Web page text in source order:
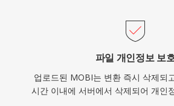
파일 개인정보 보
업로드된 MOBI는 변환 즉시 삭제되
시간 이내에 서버에서 삭제되어 개인